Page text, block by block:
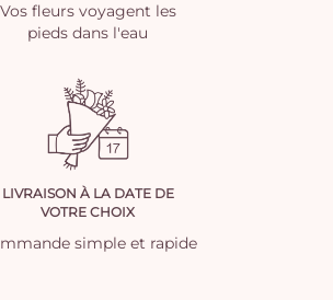
Vos fleurs voyagent les
pieds dans l'eau
LIVRAISON À LA DATE DE
VOTRE CHOIX
simple et rapide